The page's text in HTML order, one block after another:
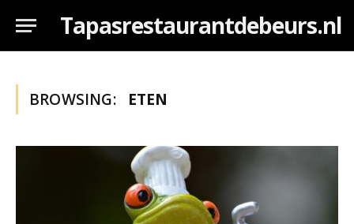
Tapasrestaurantdebeurs.nl
BROWSING: ETEN